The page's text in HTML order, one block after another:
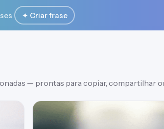
✦ Criar frase
— prontas para copiar, compartilhar